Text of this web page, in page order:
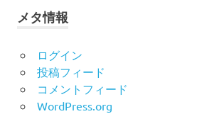
メタ情報
ログイン
投稿フィード
コメントフィード
WordPress.org